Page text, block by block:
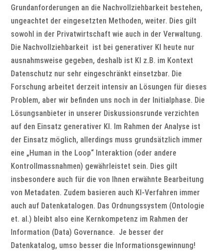
Grundanforderungen an die Nachvollziehbarkeit bestehen,
ungeachtet der eingesetzten Methoden, weiter. Dies gilt
sowohl in der Privatwirtschaft wie auch in der Verwaltung.
Die Nachvollziehbarkeit ist bei generativer KI heute nur
ausnahmsweise gegeben, deshalb ist KI z.B. im Kontext
Datenschutz nur sehr eingeschränkt einsetzbar. Die
Forschung arbeitet derzeit intensiv an Lösungen für dieses
Problem, aber wir befinden uns noch in der Initialphase. Die
Lösungsanbieter in unserer Diskussionsrunde verzichten
auf den Einsatz generativer KI. Im Rahmen der Analyse ist
der Einsatz möglich, allerdings muss grundsätzlich immer
eine „Human in the Loop“ Interaktion (oder andere
Kontrollmassnahmen) gewährleistet sein. Dies gilt
insbesondere auch für die von Ihnen erwähnte Bearbeitung
von Metadaten. Zudem basieren auch KI-Verfahren immer
auch auf Datenkatalogen. Das Ordnungssystem (Ontologie
et. al.) bleibt also eine Kernkompetenz im Rahmen der
Information (Data) Governance. Je besser der
Datenkatalog, umso besser die Informationsgewinnung!